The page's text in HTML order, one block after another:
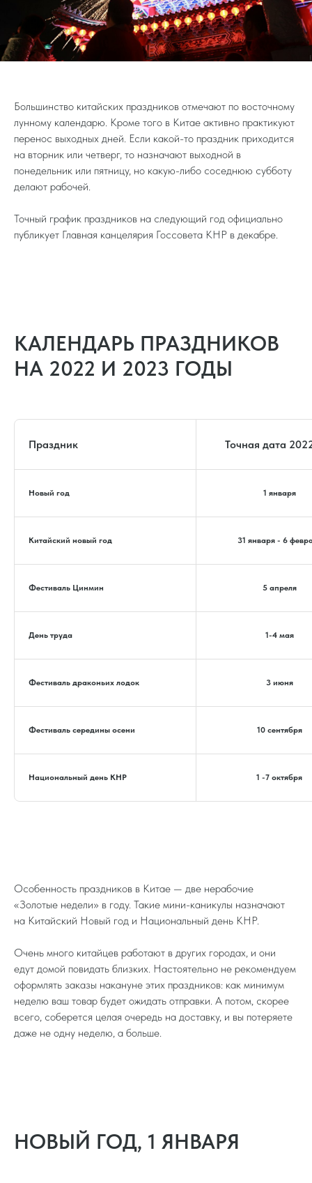
Большинство китайских праздников отмечают по восточному
лунному календарю. Кроме того в Китае активно практикуют
перенос выходных дней. Если какой-то праздник приходится
на вторник или четверг, то назначают выходной в
понедельник или пятницу, но какую-либо соседнюю субботу
делают рабочей.
Точный график праздников на следующий год официально
публикует Главная канцелярия Госсовета КНР в декабре.
КАЛЕНДАРЬ ПРАЗДНИКОВ
НА 2022 И 2023 ГОДЫ
Праздник Точная дата
Новый год 1 января
Китайский новый год 31 января - 6
Фестиваль Цинмин 5 апреля
День труда 1-4 мая
Фестиваль драконьих лодок 3 июня
Фестиваль середины осени 10 сентября
Национальный день КНР 1 -7 октября
Особенность праздников в Китае — две нерабочие
«Золотые недели» в году. Такие мини-каникулы назначают
на Китайский Новый год и Национальный день КНР.
Очень много китайцев работают в других городах, и они
едут домой повидать близких. Настоятельно не рекомендуем
оформлять заказы накануне этих праздников: как минимум
неделю ваш товар будет ожидать отправки. А потом, скорее
всего, соберется целая очередь на доставку, и вы потеряете
даже не одну неделю, а больше.
НОВЫЙ ГОД, 1 ЯНВАРЯ